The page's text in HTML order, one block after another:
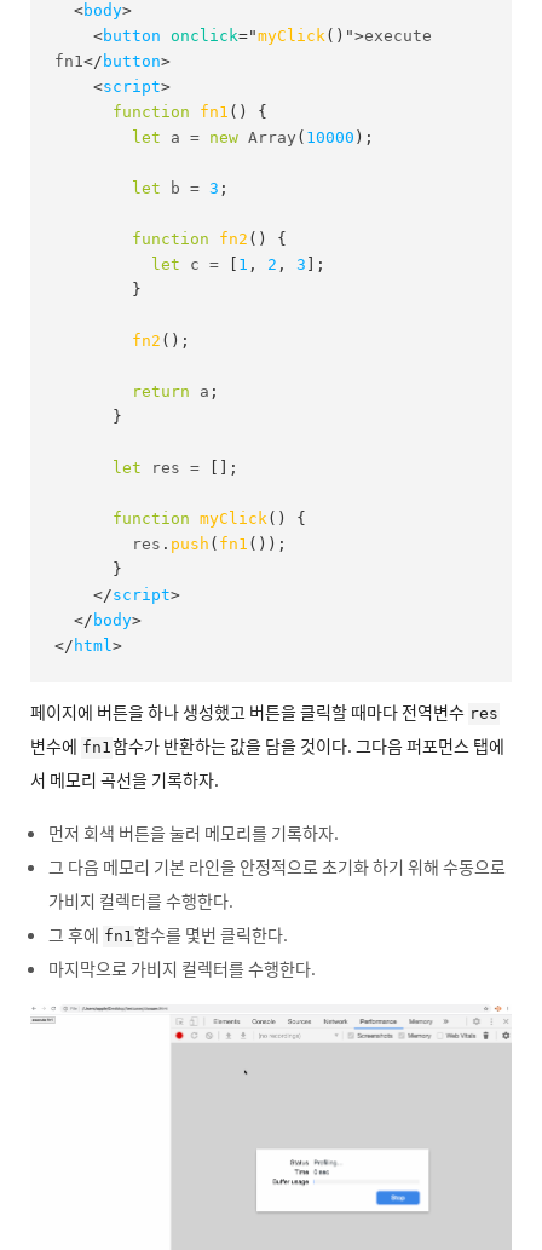
<body>
<button onclick="myClick( ) ">execute
fn1</ button>
<script>
function
fn1 ( )
{
let a = new Array ( 10000 ) ;
let b = 3 ;
function fn2 ( )
{
let c = 1 , 2 , 3
;
}
fn2 ( ) ;
return a ;
}
let res = ;
function myClick( )
{
        res
. push ( fn1 ( ) ) ;
}
</script>
</ body>
</ html>
페이지에 버튼을 하나 생성했고 버튼을 클릭할 때마다 전역변수 res
변수에 fn1함수가 반환하는 값을 담을 것이다. 그다음 퍼포먼스 탭에
서 메모리 곡선을 기록하자.
먼저 회색 버튼을 눌러 메모리를 기록하자.
그 다음 메모리 기본 라인을 안정적으로 초기화 하기 위해 수동으로
가비지 컬렉터를 수행한다.
그 후에 fn1함수를 몇번 클릭한다.
마지막으로 가비지 컬렉터를 수행한다.